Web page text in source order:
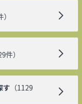
件）
す （1129